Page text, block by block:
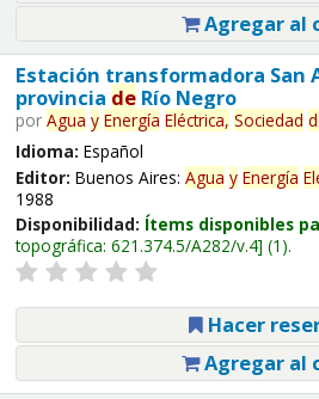
Agregar al
Estación transformadora San
provincia deRío Negro
por Agua y Energía Eléctrica, Sociedad
Idioma: Español
Editor: Buenos Aires: Agua y Energía
1988
Disponibilidad: Ítems disponibles
topográfica: 621.374.5/A282/v.4 (1).
Hacer
Agregar al